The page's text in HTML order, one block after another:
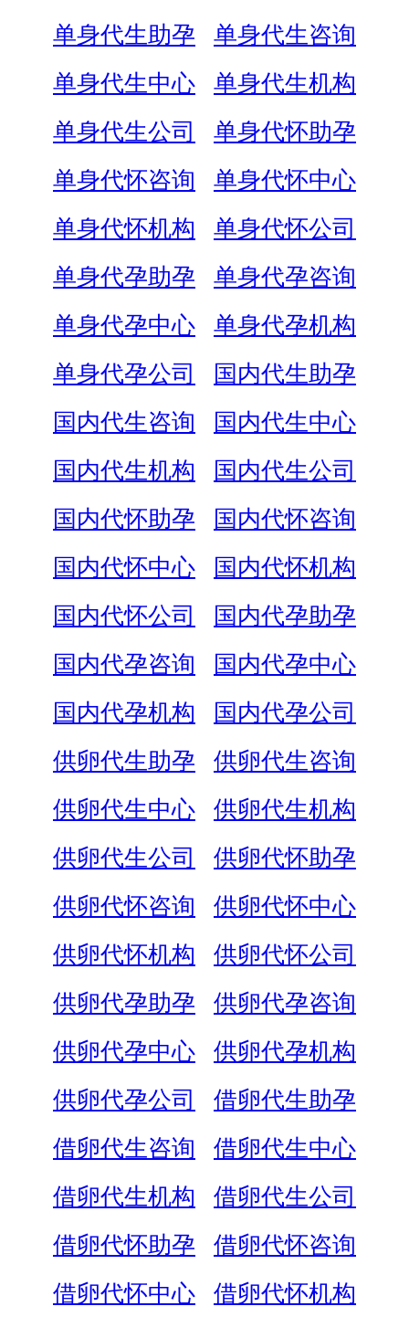
单身代生助孕
单身代生咨询
单身代生中心
单身代生机构
单身代生公司
单身代怀助孕
单身代怀咨询
单身代怀中心
单身代怀机构
单身代怀公司
单身代孕助孕
单身代孕咨询
单身代孕中心
单身代孕机构
单身代孕公司
国内代生助孕
国内代生咨询
国内代生中心
国内代生机构
国内代生公司
国内代怀助孕
国内代怀咨询
国内代怀中心
国内代怀机构
国内代怀公司
国内代孕助孕
国内代孕咨询
国内代孕中心
国内代孕机构
国内代孕公司
供卵代生助孕
供卵代生咨询
供卵代生中心
供卵代生机构
供卵代生公司
供卵代怀助孕
供卵代怀咨询
供卵代怀中心
供卵代怀机构
供卵代怀公司
供卵代孕助孕
供卵代孕咨询
供卵代孕中心
供卵代孕机构
供卵代孕公司
借卵代生助孕
借卵代生咨询
借卵代生中心
借卵代生机构
借卵代生公司
借卵代怀助孕
借卵代怀咨询
借卵代怀中心
借卵代怀机构